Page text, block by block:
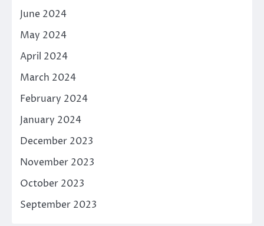
June 2024
May 2024
April 2024
March 2024
February 2024
January 2024
December 2023
November 2023
October 2023
September 2023